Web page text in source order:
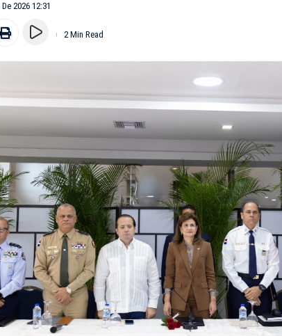
2026 12:31
2 Min Read